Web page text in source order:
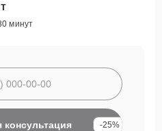
минут
консультация -25%